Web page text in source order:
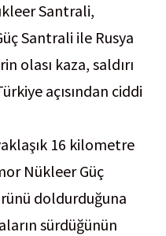
Santrali,
Santrali ile Rusya
olası kaza, saldırı
açısından ciddi
16 kilometre
Nükleer Güç
doldurduğuna
sürdüğünün